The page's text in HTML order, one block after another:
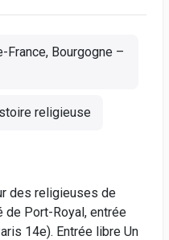
France, Bourgogne –
religieuse
des religieuses de
de Port-Royal, entrée
14e). Entrée libre Un